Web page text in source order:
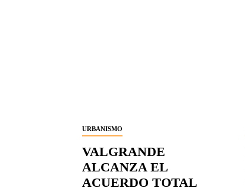
URBANISMO
VALGRANDE
ALCANZA EL
ACUERDO TOTAL